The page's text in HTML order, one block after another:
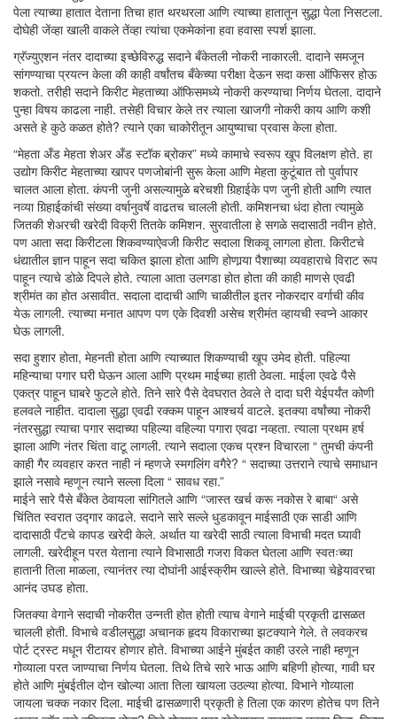
पेला त्याच्या हातात देताना तिचा हात थरथरला आणि त्याच्या हातातून सुद्धा पेला निसटला.
दोघेही जेंव्हा खाली वाकले तेंव्हा त्यांचा एकमेकांना हवा हवासा स्पर्श झाला.
ग्रॅज्युएशन नंतर दादाच्या इच्छेविरुद्ध सदाने बँकेतली नोकरी नाकारली. दादाने समजून
सांगण्याचा प्रयत्न केला की काही वर्षांतच बँकेच्या परीक्षा देऊन सदा कसा ऑफिसर होऊ
शकतो. तरीही सदाने किरीट मेहताच्या ऑफिसमध्ये नोकरी करण्याचा निर्णय घेतला. दादाने
पुन्हा विषय काढला नाही. तसेही विचार केले तर त्याला खाजगी नोकरी काय आणि कशी
असते हे कुठे कळत होते? त्याने एका चाकोरीतून आयुष्याचा प्रवास केला होता.
“मेहता अँड मेहता शेअर अँड स्टॉक ब्रोकर” मध्ये कामाचे स्वरूप खूप विलक्षण होते. हा
उद्योग किरीट मेहताच्या खापर पणजोबांनी सुरू केला आणि मेहता कुटूंबात तो पुर्वापार
चालत आला होता. कंपनी जुनी असल्यामुळे बरेचशी गिर्‍हाईके पण जुनी होती आणि त्यात
नव्या गिर्‍हाईकांची संख्या वर्षानुवर्षे वाढतच चालली होती. कमिशनचा धंदा होता त्यामुळे
जितकी शेअरची खरेदी विक्री तितके कमिशन. सुरवातीला हे सगळे सदासाठी नवीन होते.
पण आता सदा किरीटला शिकवण्याऐवजी किरीट सदाला शिकवू लागला होता. किरीटचे
धंद्यातील ज्ञान पाहून सदा चकित झाला होता आणि होणार्‍या पैशाच्या व्यवहाराचे विराट रूप
पाहून त्याचे डोळे दिपले होते. त्याला आता उलगडा होत होता की काही माणसे एवढी
श्रीमंत का होत असावीत. सदाला दादाची आणि चाळीतील इतर नोकरदार वर्गाची कीव
येऊ लागली. त्याच्या मनात आपण पण एके दिवशी असेच श्रीमंत व्हायची स्वप्ने आकार
घेऊ लागली.
सदा हुशार होता, मेहनती होता आणि त्याच्यात शिकण्याची खूप उमेद होती. पहिल्या
महिन्याचा पगार घरी घेऊन आला आणि प्रथम माईच्या हाती ठेवला. माईला एवढे पैसे
एकत्र पाहून घाबरे फुटले होते. तिने सारे पैसे देवघरात ठेवले ते दादा घरी येईपर्यंत कोणी
हलवले नाहीत. दादाला सुद्धा एवढी रक्कम पाहून आश्चर्य वाटले. इतक्या वर्षांच्या नोकरी
नंतरसुद्धा त्याचा पगार सदाच्या पहिल्या वहिल्या पगारा एवढा नव्हता. त्याला प्रथम हर्ष
झाला आणि नंतर चिंता वाटू लागली. त्याने सदाला एकच प्रश्न विचारला “ तुमची कंपनी
काही गैर व्यवहार करत नाही नं म्हणजे स्मगलिंग वगैरे? “ सदाच्या उत्तराने त्याचे समाधान
झाले नसावे म्हणून त्याने सल्ला दिला “ सावध रहा.”
माईने सारे पैसे बँकेत ठेवायला सांगितले आणि “जास्त खर्च करू नकोस रे बाबा“ असे
चिंतित स्वरात उद्गार काढले. सदाने सारे सल्ले धुडकावून माईसाठी एक साडी आणि
दादासाठी पँटचे कापड खरेदी केले. अर्थात या खरेदी साठी त्याला विभाची मदत घ्यावी
लागली. खरेदीहून परत येताना त्याने विभासाठी गजरा विकत घेतला आणि स्वतःच्या
हातानी तिला माळला, त्यानंतर त्या दोघांनी आईस्क्रीम खाल्ले होते. विभाच्या चेहेर्‍यावरचा
आनंद उघड होता.
जितक्या वेगाने सदाची नोकरीत उन्नती होत होती त्याच वेगाने माईची प्रकृती ढासळत
चालली होती. विभाचे वडीलसुद्धा अचानक हृदय विकाराच्या झटक्याने गेले. ते लवकरच
पोर्ट ट्रस्ट मधून रीटायर होणार होते. विभाच्या आईने मुंबईत काही उरले नाही म्हणून
गोव्याला परत जाण्याचा निर्णय घेतला. तिथे तिचे सारे भाऊ आणि बहिणी होत्या, गावी घर
होते आणि मुंबईतील दोन खोल्या आता तिला खायला उठल्या होत्या. विभाने गोव्याला
जायला चक्क नकार दिला. माईची ढासळणारी प्रकृती हे तिला एक कारण होतेच पण तिने